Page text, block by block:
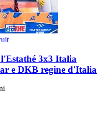
3x3 Italia
e DKB regine d'Italia